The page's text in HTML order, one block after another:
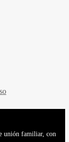
unión familiar, con